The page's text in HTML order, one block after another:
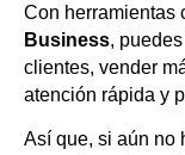
Con herramientas
Business,
clientes, vender
atención rápida y
Así que, si aún no